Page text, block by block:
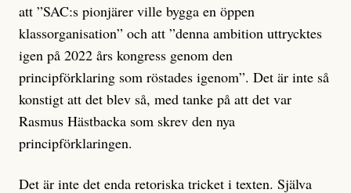
att ”SAC:s pionjärer ville bygga en öppen
klassorganisation” och att ”denna ambition uttrycktes
igen på 2022 års kongress genom den
principförklaring som röstades igenom”. Det är inte så
konstigt att det blev så, med tanke på att det var
Rasmus Hästbacka som skrev den nya
principförklaringen.
Det är inte det enda retoriska tricket i texten. Själva